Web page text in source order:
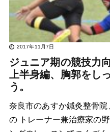
2017年11月7日
ジュニア期の競技力
上半身編、胸郭をし
う。
奈良市のあすか鍼灸整骨
の トレーナー兼治療家の